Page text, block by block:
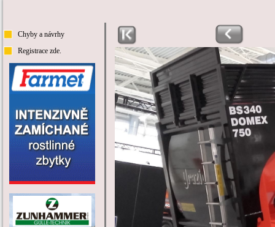
Chyby a návrhy
Registrace zde.